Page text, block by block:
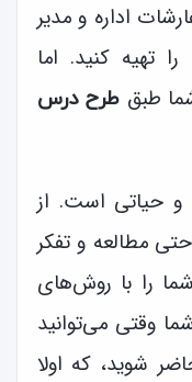
اداره و مدیر
را تهیه کنید. اما
طبقطرح درس
حیاتی است. از
مطالعه و تفکر
را با روش‌های
وقتی می‌توانید
شوید، که اولا